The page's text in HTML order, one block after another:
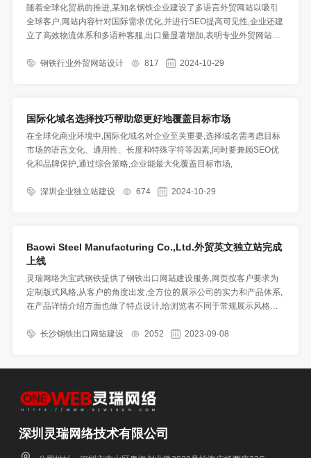
随着全球化贸易的推进,某知名钢铁企业建设了多语言外贸网站以吸引
全球客户,网站内容针对国际需求优化,并进行SEO提高可见性,企业还建
立了高效物流体系和多语种客服,出口量显著增加,表明专业外贸网站对
钢铁行业外贸网站设计
817 2024-10-29
国际化域名选择技巧帮助您更好地覆盖目标市场
在全球化商业环境中,国际化域名对企业至关重要,选择域名需考虑目标
市场的语言文化、通用性、长度和特殊字符等因素,同时要兼顾SEO优
化和品牌保护,通过综合策略,企业能最大化覆盖目标市场,
深圳企业独立站建设 674 2024-10-29
Baowi Steel Manufacturing Co.,Ltd.外贸英文独立站完成
上线
灵瑞网络为宝武钢铁提供了钢铁出口网站建设服务,网页按客户要求为
定制版式风格​,从客户的角度出发,全方位的展示公司的实力和产品体系,
在产品详情介绍方面也做了特点设计,给浏览者不同于常规展示风格的
长沙钢铁出口网站建设
2052 2023-09-08
深圳灵瑞网络技术有限公司